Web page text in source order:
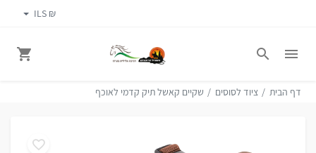
₪ ILS
דף הבית ציוד לסוסים שקיים קאשל תיק קדמי לאוכף